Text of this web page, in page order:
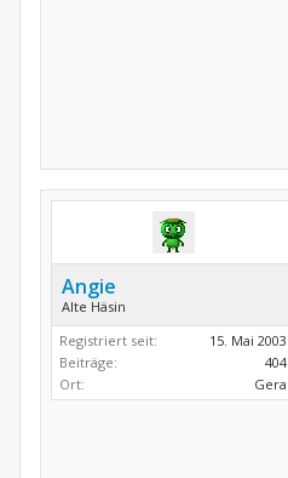
Angie
Alte Häsin
Registriert seit:
15. Mai 2003
Beiträge:
404
Ort:
Gera